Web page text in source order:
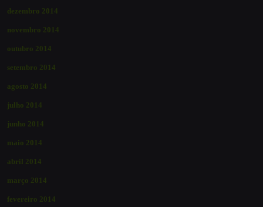
dezembro 2014
novembro 2014
outubro 2014
setembro 2014
agosto 2014
julho 2014
junho 2014
maio 2014
abril 2014
março 2014
fevereiro 2014